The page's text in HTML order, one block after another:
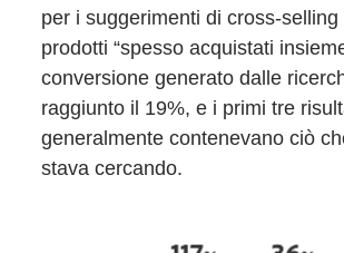
per i suggerimenti di cross-selling
prodotti “spesso acquistati
conversione generato dalle
raggiunto il 19%, e i primi tre
generalmente contenevano ciò
stava cercando.